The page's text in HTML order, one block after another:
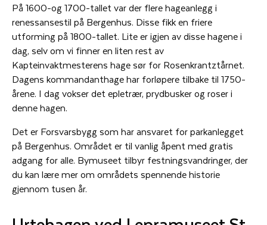
På 1600-og 1700-tallet var der flere hageanlegg i
renessansestil på Bergenhus. Disse fikk en friere
utforming på 1800-tallet. Lite er igjen av disse hagene i
dag, selv om vi finner en liten rest av
Kapteinvaktmesterens hage sør for Rosenkrantztårnet.
Dagens kommandanthage har forløpere tilbake til 1750-
årene. I dag vokser det epletrær, prydbusker og roser i
denne hagen.
Det er Forsvarsbygg som har ansvaret for parkanlegget
på Bergenhus. Området er til vanlig åpent med gratis
adgang for alle. Bymuseet tilbyr festningsvandringer, der
du kan lære mer om områdets spennende historie
gjennom tusen år.